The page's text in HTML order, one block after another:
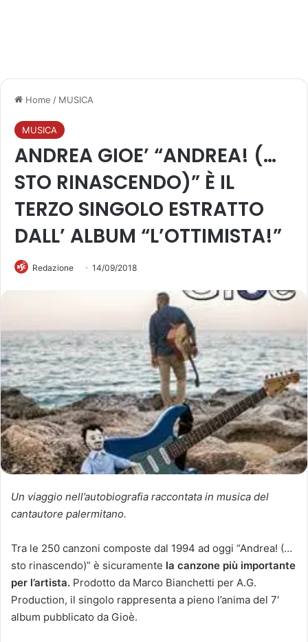
Home / MUSICA
MUSICA
ANDREA GIOE’ “ANDREA! (…
STO RINASCENDO)” È IL
TERZO SINGOLO ESTRATTO
DALL’ ALBUM “L’OTTIMISTA!”
Redazione 14/09/2018
Un viaggio nell’autobiografia raccontata in musica del
cantautore palermitano.
Tra le 250 canzoni composte dal 1994 ad oggi “Andrea! (…
sto rinascendo)” è sicuramente la canzone più importante
per l’artista. Prodotto da Marco Bianchetti per A.G.
Production, il singolo rappresenta a pieno l’anima del 7′
album pubblicato da Gioè.